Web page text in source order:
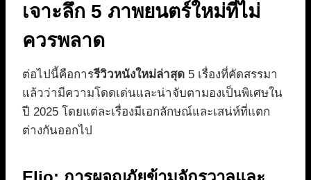
เจาะลึก 5 ภาพยนตร์ใหม่ที่ไม่
ควรพลาด
ต่อไปนี้คือการรีวิวหนังใหม่ล่าสุด 5 เรื่องที่คัดสรรมา
แล้วว่ามีความโดดเด่นและน่าจับตามองเป็นพิเศษใน
ปี 2025 โดยแต่ละเรื่องมีเอกลักษณ์และเสน่ห์ที่แตก
ต่างกันออกไป